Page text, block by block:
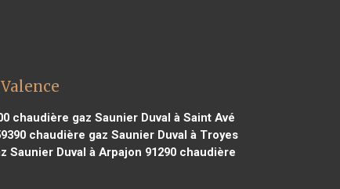
chaudière gaz Saunier Duval à Saint Avé
chaudière gaz Saunier Duval à Troyes
Saunier Duval à Arpajon 91290 chaudière